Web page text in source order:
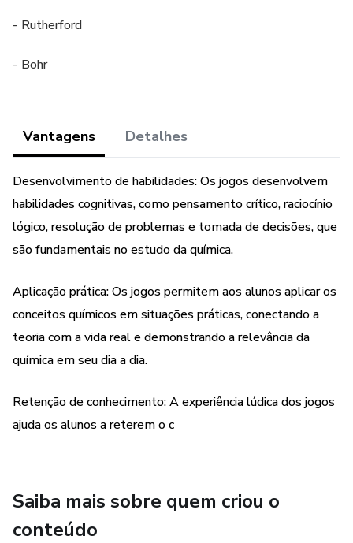
- Rutherford
- Bohr
Vantagens Detalhes
Desenvolvimento de habilidades: Os jogos desenvolvem
habilidades cognitivas, como pensamento crítico, raciocínio
lógico, resolução de problemas e tomada de decisões, que
são fundamentais no estudo da química.
Aplicação prática: Os jogos permitem aos alunos aplicar os
conceitos químicos em situações práticas, conectando a
teoria com a vida real e demonstrando a relevância da
química em seu dia a dia.
Retenção de conhecimento: A experiência lúdica dos jogos
ajuda os alunos a reterem o c
Saiba mais sobre quem criou o
conteúdo